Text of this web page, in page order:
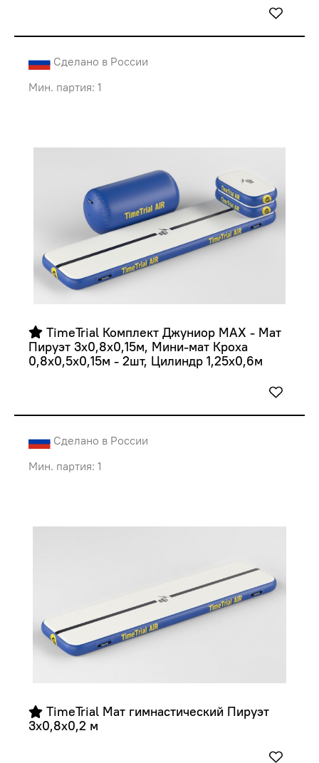
Сделано в России
Мин. партия: 1
TimeTrial Комплект Джуниор MAX - Мат
Пируэт 3х0,8х0,15м, Мини-мат Кроха
0,8х0,5х0,15м - 2шт, Цилиндр 1,25х0,6м
Сделано в России
Мин. партия: 1
TimeTrial Мат гимнастический Пируэт
3х0,8х0,2 м